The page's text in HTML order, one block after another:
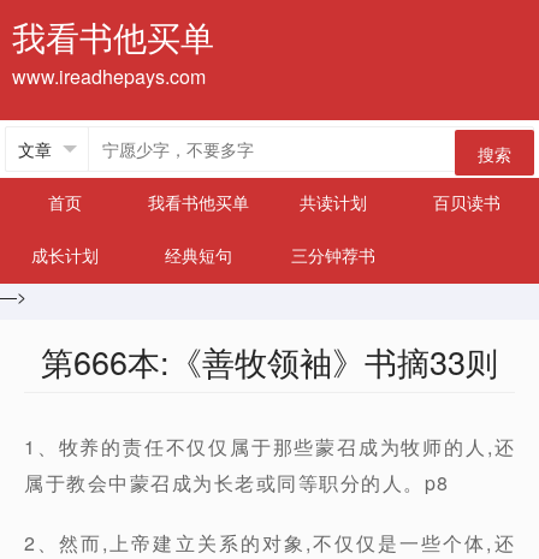
我看书他买单
www.ireadhepays.com
搜索
首页
我看书他买单 共读计划 百贝读书
成长计划 经典短句
三分钟荐书
—>
第666本:《善牧领袖》书摘33则
1、牧养的责任不仅仅属于那些蒙召成为牧师的人,还
属于教会中蒙召成为长老或同等职分的人。p8
2、然而,上帝建立关系的对象,不仅仅是一些个体,还